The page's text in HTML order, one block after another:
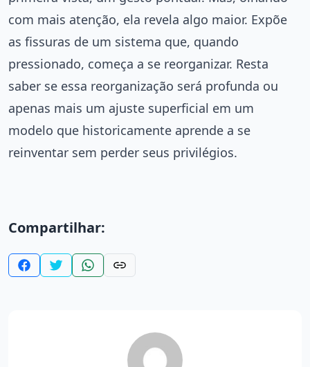
com mais atenção, ela revela algo maior. Expõe
as fissuras de um sistema que, quando
pressionado, começa a se reorganizar. Resta
saber se essa reorganização será profunda ou
apenas mais um ajuste superficial em um
modelo que historicamente aprende a se
reinventar sem perder seus privilégios.
Compartilhar: